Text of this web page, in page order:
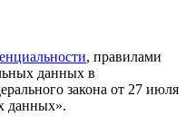
, правилами
данных в
закона от 27 июля
данных».